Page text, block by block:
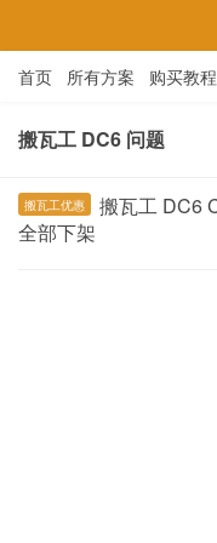
首页 所有方案 购买教程
搬瓦工 DC6 问题
搬瓦工优惠
搬瓦工 DC6
全部下架